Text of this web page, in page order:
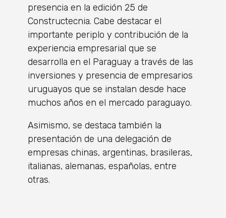
presencia en la edición 25 de
Constructecnia. Cabe destacar el
importante periplo y contribución de la
experiencia empresarial que se
desarrolla en el Paraguay a través de las
inversiones y presencia de empresarios
uruguayos que se instalan desde hace
muchos años en el mercado paraguayo.
Asimismo, se destaca también la
presentación de una delegación de
empresas chinas, argentinas, brasileras,
italianas, alemanas, españolas, entre
otras.